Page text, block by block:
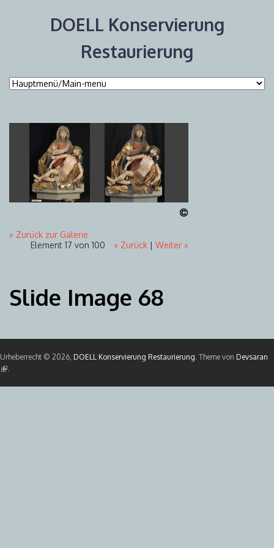
DOELL Konservierung
Restaurierung
« Zurück zur Galerie
Element 17 von 100
« Zurück| Weiter »
Slide Image 68
Urheberrecht © 2026, DOELL Konservierung Restaurierung. Theme von Devsaran
(Link ist extern)
.